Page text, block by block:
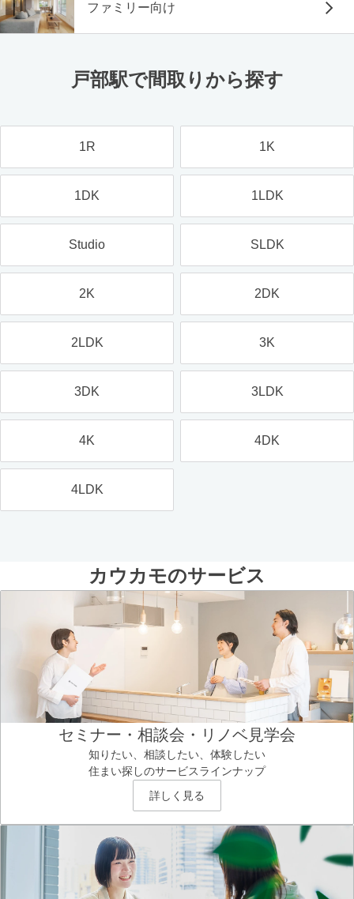
ファミリー向け
戸部駅で間取りから探す
1R 1K
1DK 1LDK
Studio SLDK
2K 2DK
2LDK 3K
3DK 3LDK
4K 4DK
4LDK
カウカモのサービス
セミナー・相談会・リノベ見学会
知りたい、相談したい、体験したい
住まい探しのサービスラインナップ
詳しく見る